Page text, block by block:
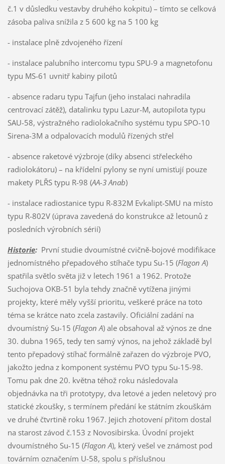
č.1 v důsledku vestavby druhého kokpitu) – tímto se celková
zásoba paliva snížila z 5 600 kg na 5 100 kg
- instalace plně zdvojeného řízení
- instalace palubního intercomu typu SPU-9 a magnetofonu
typu MS-61 uvnitř kabiny pilotů
- absence radaru typu Tajfun (jeho instalaci nahradila
centrovací zátěž), datalinku typu Lazur-M, autopilota typu
SAU-58, výstražného radiolokačního systému typu SPO-10
Sirena-3M a odpalovacích modulů řízených střel
- absence raketové výzbroje (díky absenci střeleckého
radiolokátoru) – na křídelní pylony se nyní umisťují pouze
makety PLŘS typu R-98 (AA-3 Anab)
- instalace radiostanice typu R-832M Evkalipt-SMU na místo
typu R-802V (úprava zavedená do konstrukce až letounů z
posledních výrobních sérií)
Historie:První studie dvoumístné cvičně-bojové modifikace
jednomístného přepadového stíhače typu Su-15 (Flagon A)
spatřila světlo světa již v letech 1961 a 1962. Protože
Suchojova OKB-51 byla tehdy značně vytížena jinými
projekty, které měly vyšší prioritu, veškeré práce na toto
téma se krátce nato zcela zastavily. Oficiální zadání na
dvoumístný Su-15 (Flagon A) ale obsahoval až výnos ze dne
30. dubna 1965, tedy ten samý výnos, na jehož základě byl
tento přepadový stíhač formálně zařazen do výzbroje PVO,
jakožto jedna z komponent systému PVO typu Su-15-98.
Tomu pak dne 20. května téhož roku následovala
objednávka na tři prototypy, dva letové a jeden neletový pro
statické zkoušky, s termínem předání ke státním zkouškám
ve druhé čtvrtině roku 1967. Jejich zhotovení přitom dostal
na starost závod č.153 z Novosibirska. Úvodní projekt
dvoumístného Su-15 (Flagon A), který vešel ve známost pod
továrním označením U-58, spolu s příslušnou